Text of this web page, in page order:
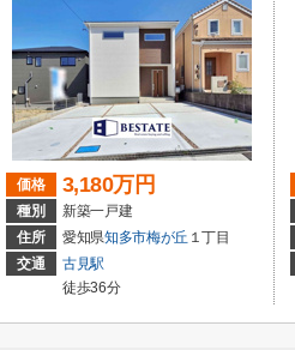
価格 3,180万円
種別
新築一戸建
住所
愛知県知多市梅が丘 １丁目
交通
古見駅
徒歩36分